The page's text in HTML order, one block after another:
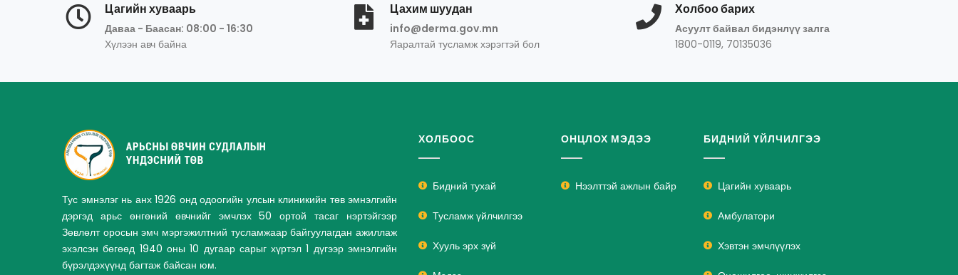
Цагийн хуваарь
Даваа - Баасан: 08:00 - 16:30
Хүлээн авч байна
Цахим шуудан
info@derma.gov.mn
Яаралтай тусламж хэрэгтэй бол
Холбоо барих
Асуулт байвал бидэнлүү залга
1800-0119, 70135036
Тус эмнэлэг нь анх 1926 онд одоогийн улсын клиникийн төв эмнэлгийн
дэргэд арьс өнгөний өвчнийг эмчлэх 50 ортой тасаг нэртэйгээр
Зөвлөлт оросын эмч мэргэжилтний тусламжаар байгуулагдан ажиллаж
эхэлсэн бөгөөд 1940 оны 10 дугаар сарыг хүртэл 1 дүгээр эмнэлгийн
бүрэлдэхүүнд багтаж байсан юм.
ХОЛБООС
Бидний тухай
Тусламж үйлчилгээ
Хууль эрх зүй
ОНЦЛОХ МЭДЭЭ
Нээлттэй ажлын байр
БИДНИЙ ҮЙЛЧИЛГЭЭ
Цагийн хуваарь
Амбулатори
Хэвтэн эмчлүүлэх